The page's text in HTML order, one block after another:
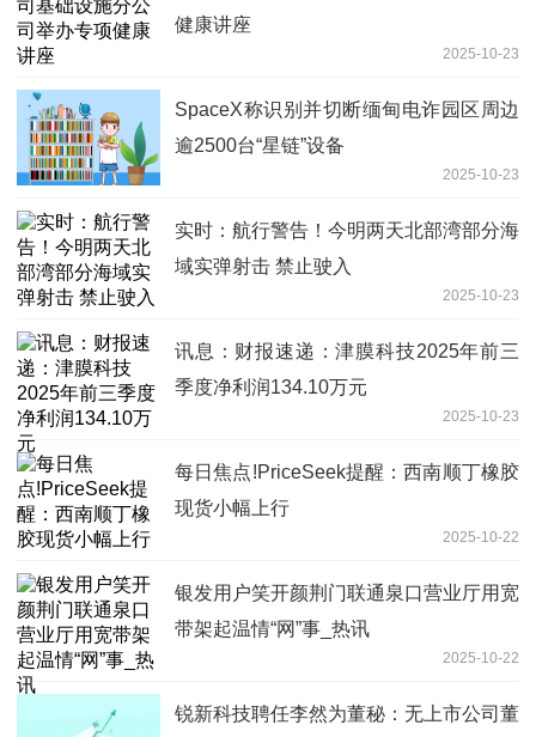
健康讲座
2025-10-23
SpaceX称识别并切断缅甸电诈园区周边
逾2500台“星链”设备
2025-10-23
实时：航行警告！今明两天北部湾部分海
域实弹射击 禁止驶入
2025-10-23
讯息：财报速递：津膜科技2025年前三
季度净利润134.10万元
2025-10-23
每日焦点!PriceSeek提醒：西南顺丁橡胶
现货小幅上行
2025-10-22
银发用户笑开颜荆门联通泉口营业厅用宽
带架起温情“网”事_热讯
2025-10-22
锐新科技聘任李然为董秘：无上市公司董